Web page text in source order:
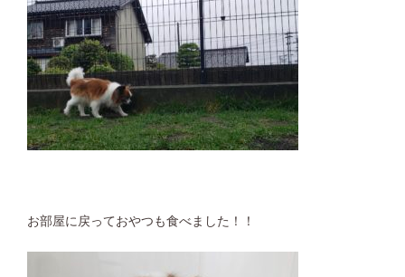
お部屋に戻っておやつも食べました！！